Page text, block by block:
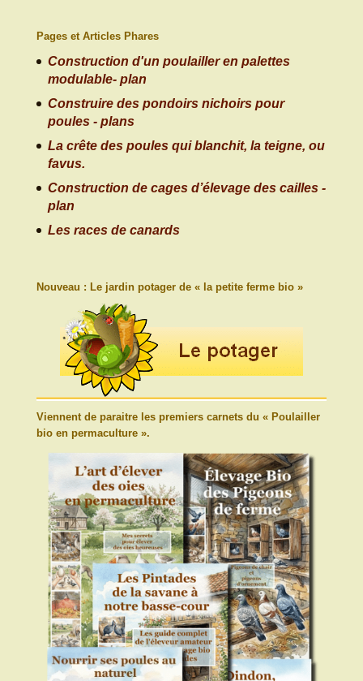
Pages et Articles Phares
Construction d'un poulailler en palettes
modulable- plan
Construire des pondoirs nichoirs pour
poules - plans
La crête des poules qui blanchit, la teigne, ou
favus.
Construction de cages d’élevage des cailles -
plan
Les races de canards
Nouveau : Le jardin potager de « la petite ferme bio »
Viennent de paraitre les premiers carnets du « Poulailler
bio en permaculture ».